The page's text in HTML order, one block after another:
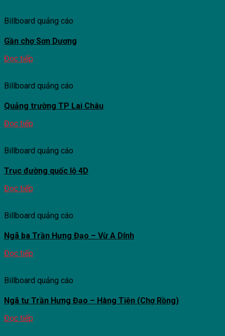
Billboard quảng cáo
Gần chợ Sơn Dương
Đọc tiếp
Billboard quảng cáo
Quảng trường TP Lai Châu
Đọc tiếp
Billboard quảng cáo
Trục đường quốc lộ 4D
Đọc tiếp
Billboard quảng cáo
Ngã ba Trần Hưng Đạo – Vừ A Dính
Đọc tiếp
Billboard quảng cáo
Ngã tư Trần Hưng Đạo – Hàng Tiện (Chợ Rồng)
Đọc tiếp